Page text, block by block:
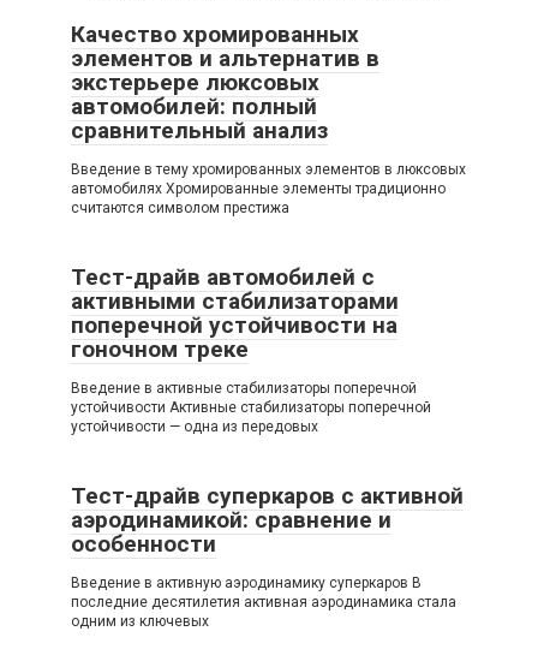
Качество хромированных
элементов и альтернатив в
экстерьере люксовых
автомобилей: полный
сравнительный анализ
Введение в тему хромированных элементов в люксовых
автомобилях Хромированные элементы традиционно
считаются символом престижа
Тест-драйв автомобилей с
активными стабилизаторами
поперечной устойчивости на
гоночном треке
Введение в активные стабилизаторы поперечной
устойчивости Активные стабилизаторы поперечной
устойчивости — одна из передовых
Тест-драйв суперкаров с активной
аэродинамикой: сравнение и
особенности
Введение в активную аэродинамику суперкаров В
последние десятилетия активная аэродинамика стала
одним из ключевых